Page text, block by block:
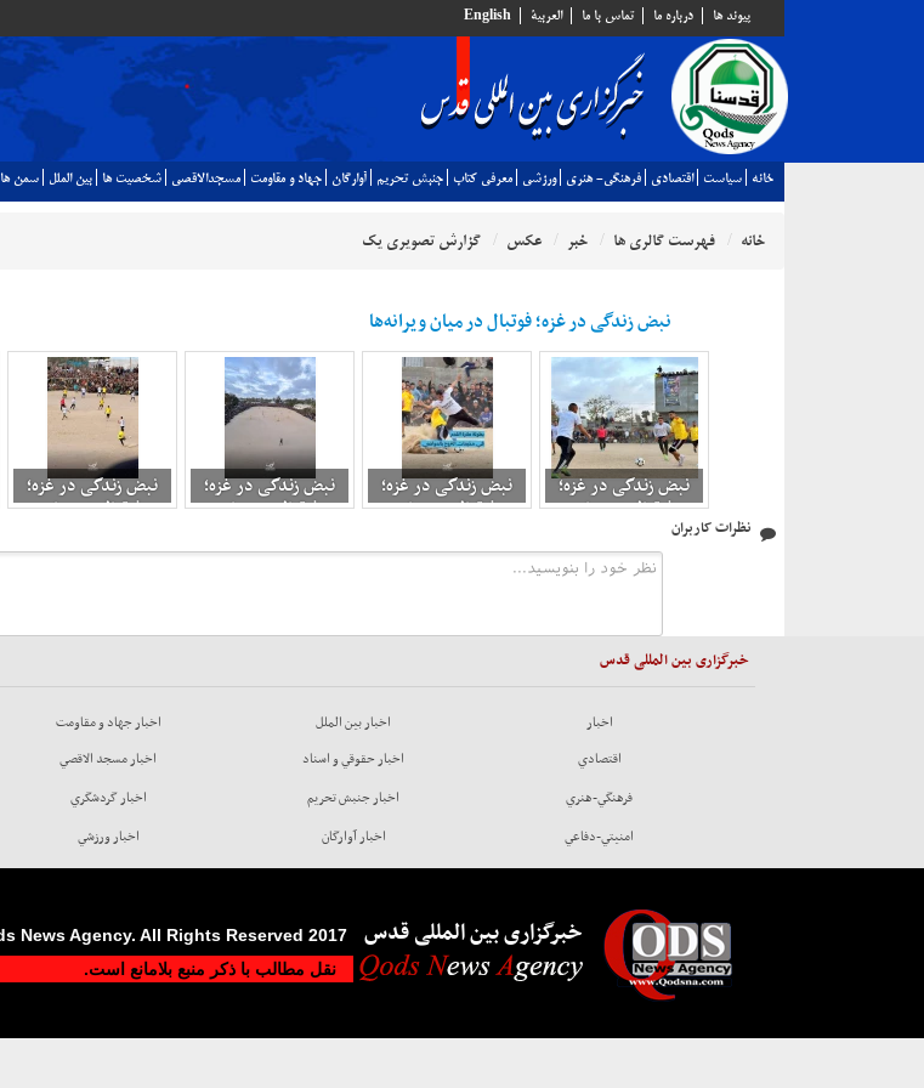
پيوند ها درباره ما تماس با ما العربية English
خانه سياست اقتصادي فرهنگي- هنري ورزشي معرفي كتاب جنبش تحريم آوارگان جهاد و مقاومت مسجدالاقصي شخصيت ها بين الملل سمن ها
خانه فهرست گالری ها خبر عکس گزارش تصویری یک
نبض زندگی در غزه؛ فوتبال در میان ویرانه‌ها
نبض زندگی در غزه؛
فوتبال در میان
نبض زندگی در غزه؛
فوتبال در میان
نبض زندگی در غزه؛
فوتبال در میان
نبض زندگی در غزه؛
فوتبال در میان
نظرات کاربران
خبرگزاری بین المللی قدس
اخبار
اقتصادي
فرهنگي-هنري
امنيتي-دفاعي
اخبار بين الملل
اخبار حقوقي و اسناد
اخبار جنبش تحريم
اخبار آوارگان
اخبار جهاد و مقاومت
اخبار مسجد الاقصي
اخبار گردشگري
اخبار ورزشي
خبرگزاری بین المللی قدس
2017 Qods News Agency. All Rights Reserved
نقل مطالب با ذکر منبع بلامانع است.